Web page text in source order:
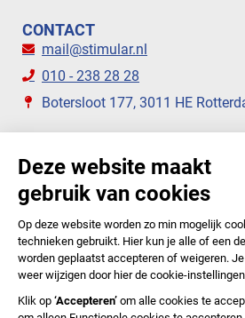
CONTACT
mail@stimular.nl
010 - 238 28 28
Botersloot 177, 3011 HE
STIMULAR NIEUWSBRIEVEN
ABONNEER NU